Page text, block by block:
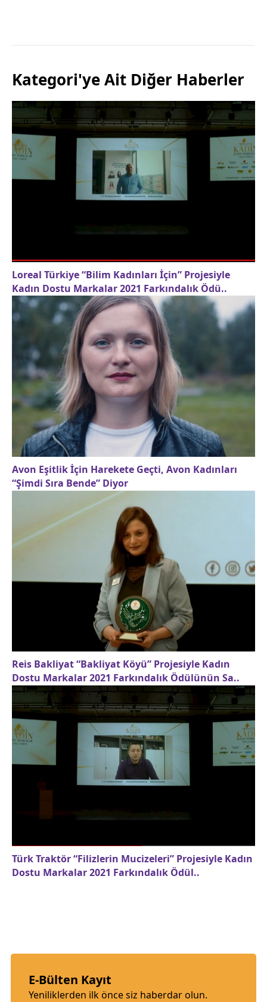
Kategori'ye Ait Diğer Haberler
Loreal Türkiye “Bilim Kadınları İçin” Projesiyle
Kadın Dostu Markalar 2021 Farkındalık Ödü..
Avon Eşitlik İçin Harekete Geçti, Avon Kadınları
“Şimdi Sıra Bende” Diyor
Reis Bakliyat “Bakliyat Köyü” Projesiyle Kadın
Dostu Markalar 2021 Farkındalık Ödülünün Sa..
Türk Traktör “Filizlerin Mucizeleri” Projesiyle Kadın
Dostu Markalar 2021 Farkındalık Ödül..
E-Bülten Kayıt
Yeniliklerden ilk önce siz haberdar olun.